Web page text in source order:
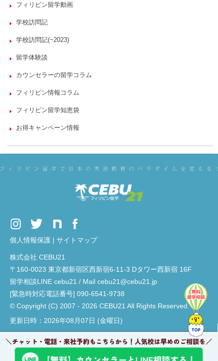
フィリピン留学動画
学校訪問記
学校訪問記(~2023)
留学体験談
カウンセラーの留学コラム
フィリピン情報コラム
フィリピン留学知恵袋
お得キャンペーン情報
個人情報保護 | サイトマップ
株式会社 CEBU21
〒160-0023 東京都新宿区西新宿6-11-3 Dタワー西新宿 16F
留学相談LINE cebu21 / Mail cebu21@cebu21.jp
[緊急時対応電話番号] 090-6541-9738
© Copyright (C) 2007 - 2026 CEBU21 All Rights Reserved.
更新日時：2026年08月07日 (金曜日)